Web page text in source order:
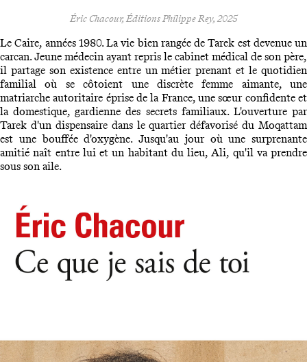
Éric Chacour, Éditions Philippe Rey, 2025
Le Caire, années 1980. La vie bien rangée de Tarek est devenue un
carcan. Jeune médecin ayant repris le cabinet médical de son père,
il partage son existence entre un métier prenant et le quotidien
familial où se côtoient une discrète femme aimante, une
matriarche autoritaire éprise de la France, une sœur confidente et
la domestique, gardienne des secrets familiaux. L'ouverture par
Tarek d'un dispensaire dans le quartier défavorisé du Moqattam
est une bouffée d'oxygène. Jusqu'au jour où une surprenante
amitié naît entre lui et un habitant du lieu, Ali, qu'il va prendre
sous son aile.